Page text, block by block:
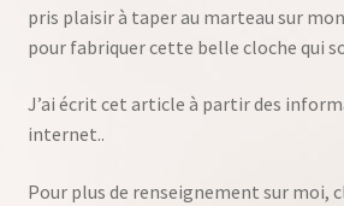
pris plaisir à taper au marteau sur
pour fabriquer cette belle cloche qui
J’ai écrit cet article à partir des
internet..
Pour plus de renseignement sur moi,